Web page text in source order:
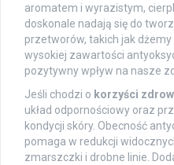
aromatem i wyrazistym,
doskonale nadają się do
przetworów, takich jak dżemy
wysokiej zawartości
pozytywny wpływ na nasze
Jeśli chodzi o korzyści
układ odpornościowy oraz
kondycji skóry. Obecność
pomaga w redukcji
zmarszczki i drobne linie.